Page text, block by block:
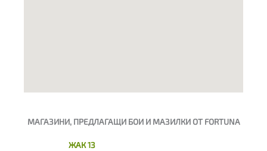
МАГАЗИНИ, ПРЕДЛАГАЩИ БОИ И МАЗИЛКИ ОТ FORTUNA
ЖАК 13